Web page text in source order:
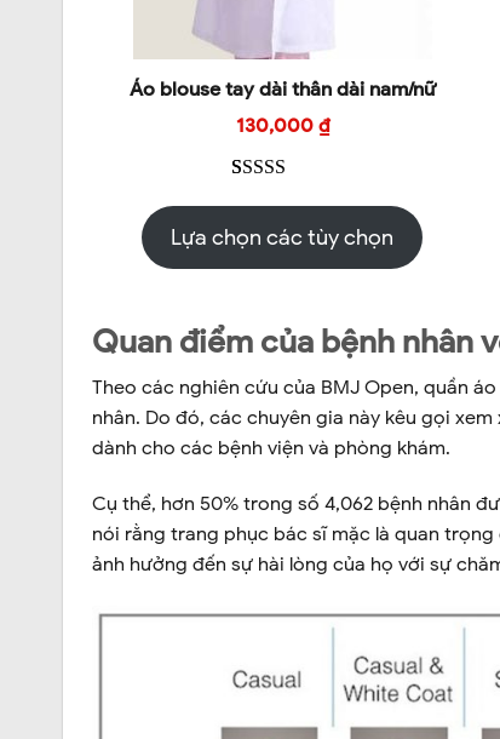
Áo blouse tay dài thân dài nam/nữ
130,000 ₫
dựa trên
đánh giá
Lựa chọn các tùy chọn
Quan điểm của bệnh nhân
Theo các nghiên cứu của BMJ Open, quần
nhân. Do đó, các chuyên gia này kêu gọi
dành cho các bệnh viện và phòng khám.
Cụ thể, hơn 50% trong số 4,062 bệnh nhân
nói rằng trang phục bác sĩ mặc là quan
ảnh hưởng đến sự hài lòng của họ với sự